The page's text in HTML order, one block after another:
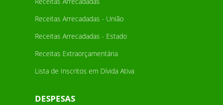
Receitas Arrecadadas - União
Receitas Arrecadadas - Estado
Receitas Extraorçamentária
Lista de Inscritos em Dívida Ativa
DESPESAS